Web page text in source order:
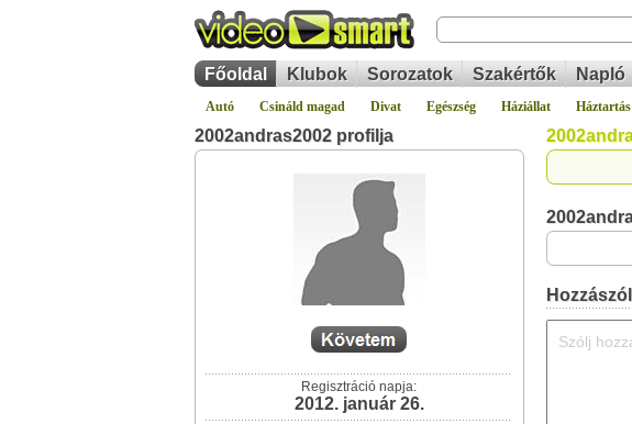
Főoldal Klubok Sorozatok Szakértők Napló
Autó Csináld magad Divat Egészség Háziállat Háztartás
2002andras2002 profilja
Regisztráció napja:
2012. január 26.